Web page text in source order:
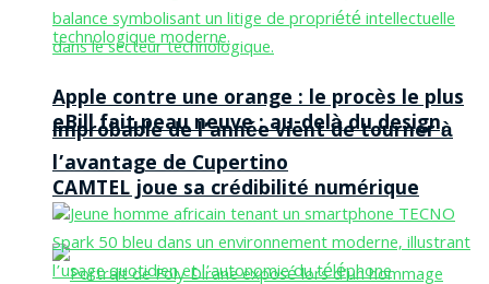
eBill fait peau neuve : au-delà du design,
CAMTEL joue sa crédibilité numérique
Apple contre une orange : le procès le plus
improbable de l’année vient de tourner à
l’avantage de Cupertino